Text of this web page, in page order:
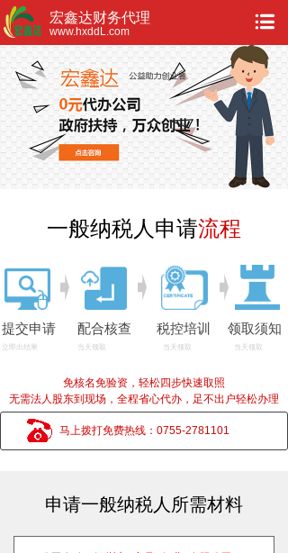
马上拨打免费热线：0755-2781101
税控培训
当天领取
免核名免验资，轻松四步快速取照
无需法人股东到现场，全程省心代办，足不出户轻松办理
提交申请
当天领取
当天领取
一般纳税人申请流程
立即出结果
领取须知
配合核查
申请一般纳税人所需材料
宏鑫达财务代理
www.hxddL.com